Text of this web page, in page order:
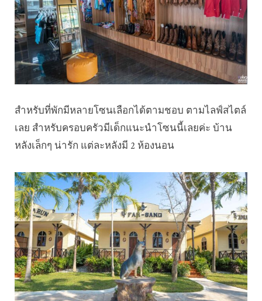
สำหรับที่พักมีหลายโซนเลือกได้ตามชอบ ตามไลฟ์สไตล์
เลย สำหรับครอบครัวมีเด็กแนะนำโซนนี้เลยค่ะ บ้าน
หลังเล็กๆ น่ารัก แต่ละหลังมี 2 ห้องนอน